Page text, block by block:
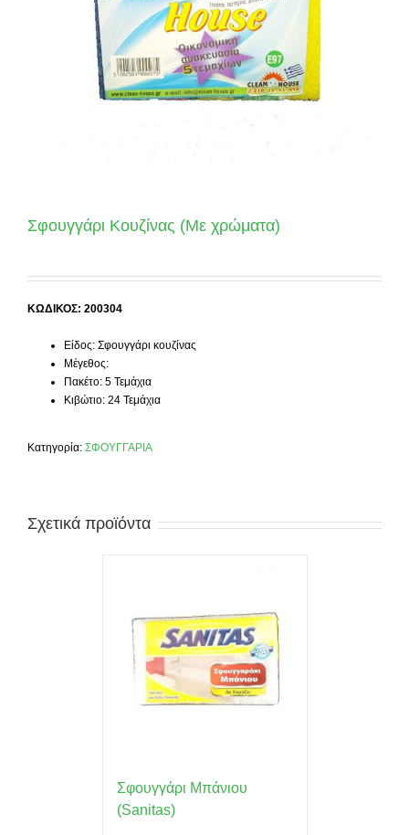
Σφουγγάρι Κουζίνας (Με χρώματα)
ΚΩΔΙΚΟΣ: 200304
Είδος: Σφουγγάρι κουζίνας
Μέγεθος:
Πακέτο: 5 Τεμάχια
Κιβώτιο: 24 Τεμάχια
Κατηγορία: ΣΦΟΥΓΓΑΡΙΑ
Σχετικά προϊόντα
Σφουγγάρι Μπάνιου
(Sanitas)